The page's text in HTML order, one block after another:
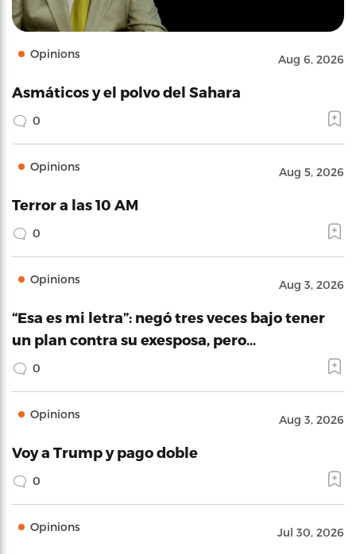
Opinions Aug 6, 2026
Asmáticos y el polvo del Sahara
0
Opinions Aug 5, 2026
Terror a las 10 AM
0
Opinions Aug 3, 2026
“Esa es mi letra”: negó tres veces bajo tener
un plan contra su exesposa, pero…
0
Opinions Aug 3, 2026
Voy a Trump y pago doble
0
Opinions Jul 30, 2026